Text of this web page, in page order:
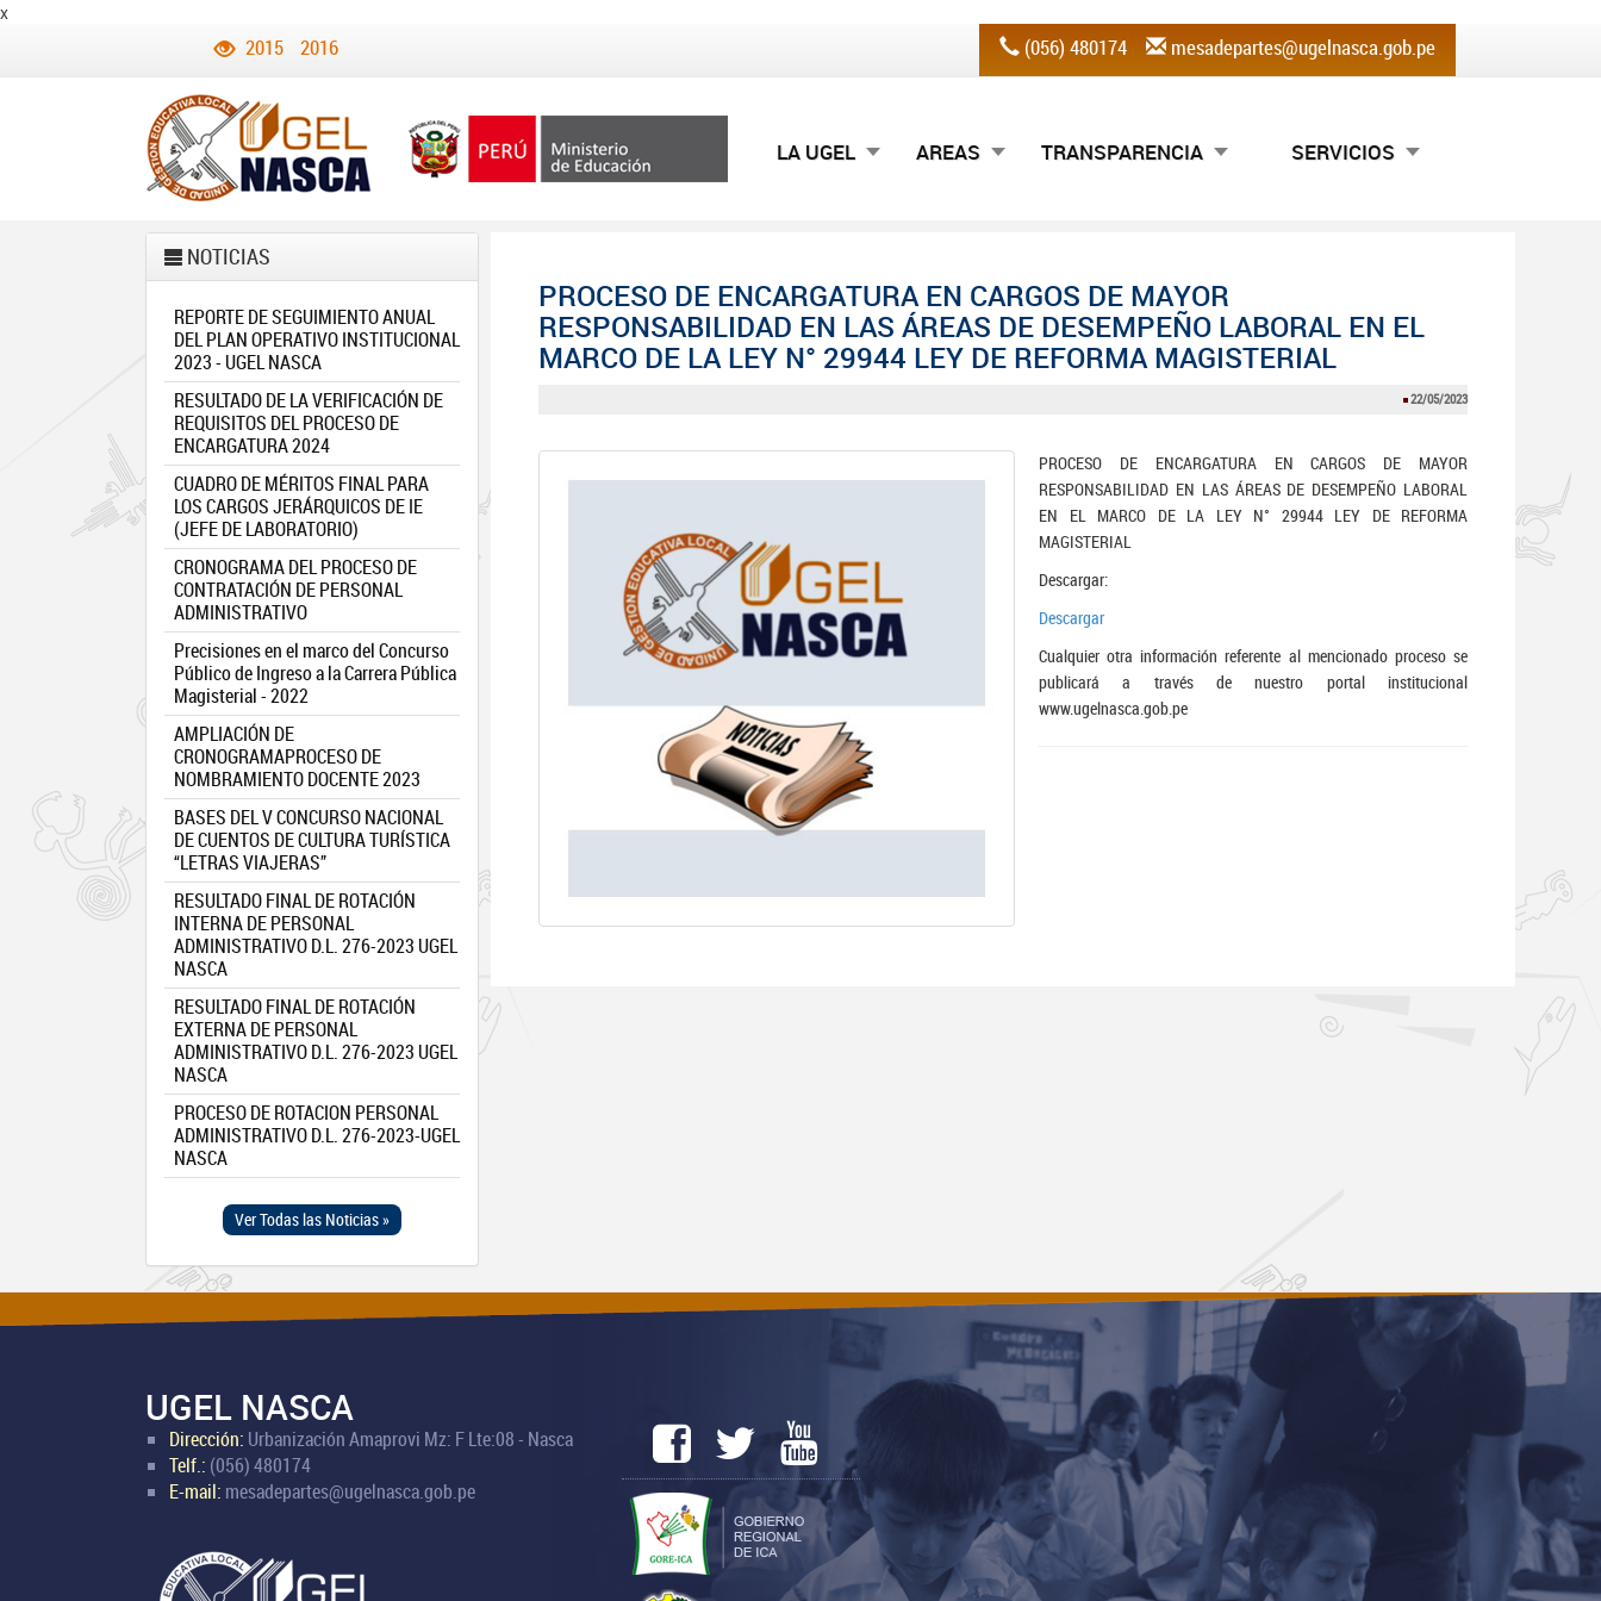
x
2015 2016 (056) 480174 mesadepartes@ugelnasca.gob.pe
LA UGEL AREAS TRANSPARENCIA SERVICIOS
NOTICIAS
REPORTE DE SEGUIMIENTO ANUAL
DEL PLAN OPERATIVO INSTITUCIONAL
2023 - UGEL NASCA
RESULTADO DE LA VERIFICACIÓN DE
REQUISITOS DEL PROCESO DE
ENCARGATURA 2024
CUADRO DE MÉRITOS FINAL PARA
LOS CARGOS JERÁRQUICOS DE IE
(JEFE DE LABORATORIO)
CRONOGRAMA DEL PROCESO DE
CONTRATACIÓN DE PERSONAL
ADMINISTRATIVO
Precisiones en el marco del Concurso
Público de Ingreso a la Carrera Pública
Magisterial - 2022
AMPLIACIÓN DE
CRONOGRAMAPROCESO DE
NOMBRAMIENTO DOCENTE 2023
BASES DEL V CONCURSO NACIONAL
DE CUENTOS DE CULTURA TURÍSTICA
“LETRAS VIAJERAS”
RESULTADO FINAL DE ROTACIÓN
INTERNA DE PERSONAL
ADMINISTRATIVO D.L. 276-2023 UGEL
NASCA
RESULTADO FINAL DE ROTACIÓN
EXTERNA DE PERSONAL
ADMINISTRATIVO D.L. 276-2023 UGEL
NASCA
PROCESO DE ROTACION PERSONAL
ADMINISTRATIVO D.L. 276-2023-UGEL
NASCA
Ver Todas las Noticias »
PROCESO DE ENCARGATURA EN CARGOS DE MAYOR
RESPONSABILIDAD EN LAS ÁREAS DE DESEMPEÑO LABORAL EN EL
MARCO DE LA LEY N° 29944 LEY DE REFORMA MAGISTERIAL
22/05/2023
PROCESO DE ENCARGATURA EN CARGOS DE MAYOR
RESPONSABILIDAD EN LAS ÁREAS DE DESEMPEÑO LABORAL
EN EL MARCO DE LA LEY N° 29944 LEY DE REFORMA
MAGISTERIAL
Descargar:
Descargar
Cualquier otra información referente al mencionado proceso se
publicará a través de nuestro portal institucional
www.ugelnasca.gob.pe
UGEL NASCA
Dirección: Urbanización Amaprovi Mz: F Lte:08 - Nasca
Telf.: (056) 480174
E-mail: mesadepartes@ugelnasca.gob.pe